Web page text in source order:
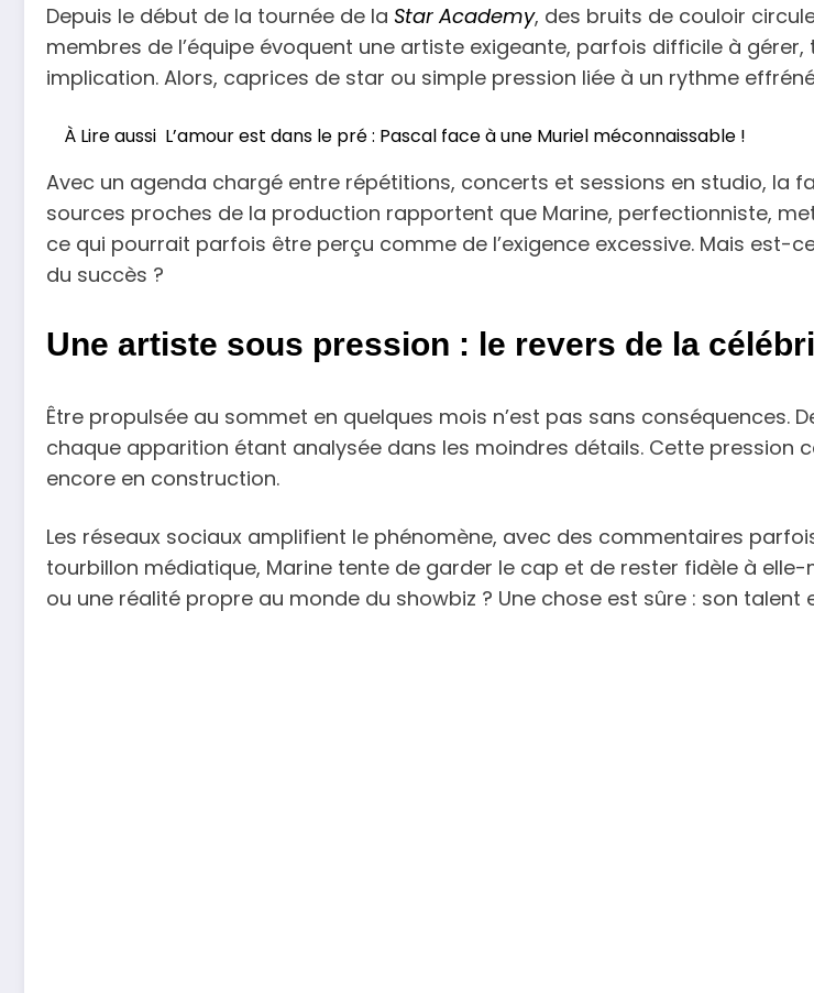
Depuis le début de la tournée de la Star Academy, des bruits de couloir
membres de l’équipe évoquent une artiste exigeante, parfois difficile à
implication. Alors, caprices de star ou simple pression liée à un rythme
À Lire aussi L’amour est dans le pré : Pascal face à une Muriel méconnaissable !
Avec un agenda chargé entre répétitions, concerts et sessions en studio, la
sources proches de la production rapportent que Marine, perfectionniste,
ce qui pourrait parfois être perçu comme de l’exigence excessive. Mais
du succès ?
Une artiste sous pression : le revers de la
Être propulsée au sommet en quelques mois n’est pas sans conséquences.
chaque apparition étant analysée dans les moindres détails. Cette pression
encore en construction.
Les réseaux sociaux amplifient le phénomène, avec des commentaires
tourbillon médiatique, Marine tente de garder le cap et de rester fidèle à
ou une réalité propre au monde du showbiz ? Une chose est sûre : son